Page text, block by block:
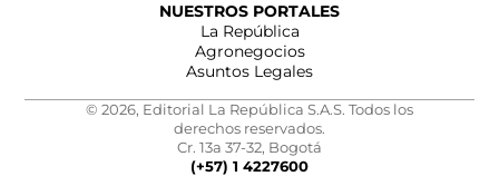
NUESTROS PORTALES
La República
Agronegocios
Asuntos Legales
© 2026, Editorial La República S.A.S. Todos los
derechos reservados.
Cr. 13a 37-32, Bogotá
(+57) 1 4227600